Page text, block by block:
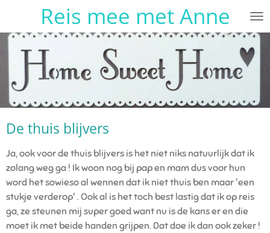
naar
hoofdinhoud
Reis mee met Anne
De thuis blijvers
Ja, ook voor de thuis blijvers is het niet niks natuurlijk dat ik
zolang weg ga ! Ik woon nog bij pap en mam dus voor hun
word het sowieso al wennen dat ik niet thuis ben maar 'een
stukje verderop' . Ook al is het toch best lastig dat ik op reis
ga, ze steunen mij super goed want nu is de kans er en die
moet ik met beide handen grijpen. Dat doe ik dan ook zeker !